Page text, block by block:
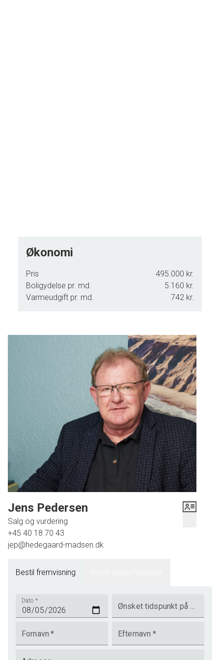
Økonomi
Pris
495.000 kr.
Boligydelse pr. md.
5.160 kr.
Varmeudgift pr. md.
742 kr.
Jens Pedersen
Salg og vurdering
+45 40 18 70 43
jep@hedegaard-madsen.dk
Bestil fremvisning
Dato *
Ønsket tidspunkt på dagen
Fornavn * Efternavn *